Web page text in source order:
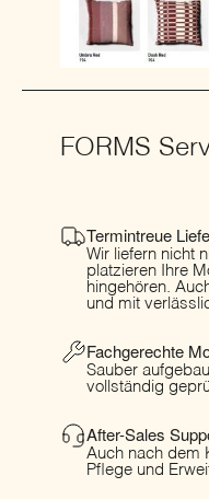
FORMS
Termintreue
Wir liefern nicht
platzieren Ihre
hingehören.
und mit
Fachgerechte
Sauber
vollständig
After-Sales
Auch nach dem
Pflege und